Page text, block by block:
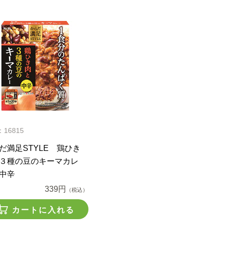
16815
満足STYLE 鶏ひき
種の豆のキーマカレ
辛
339円
（税込）
カートに入れる